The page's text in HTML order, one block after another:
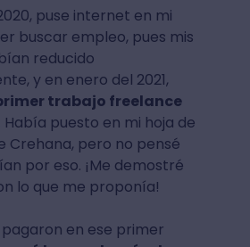
puse internet en mi
buscar empleo, pues mis
reducido
y en enero del 2021,
trabajo freelance
. Había puesto en mi hoja de
Crehana, pero no pensé
por eso. ¡Me demostré
lo que me proponía!
en ese primer